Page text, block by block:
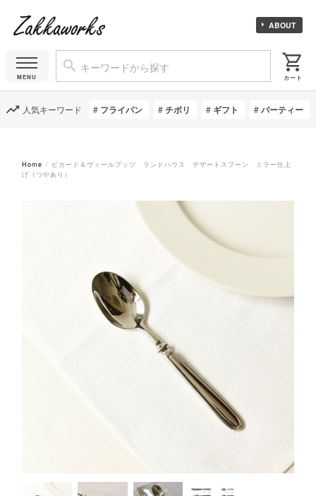
ABOUT
人気キーワード フライパン チボリ ギフト パーティー
Home
ピカード＆ヴィールプッツ ランドハウス デザートスプーン ミラー仕上
げ（つやあり）